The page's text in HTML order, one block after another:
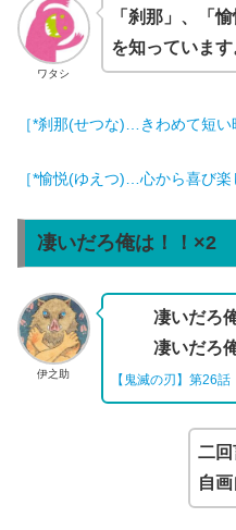
ワタシ
「刹那」、「
を知っています
［*刹那(せつな)…きわめて短い
［*愉悦(ゆえつ)…心から喜び楽
凄いだろ俺は！！×2
伊之助
凄いだろ
凄いだろ
【鬼滅の刃】第26
二
自